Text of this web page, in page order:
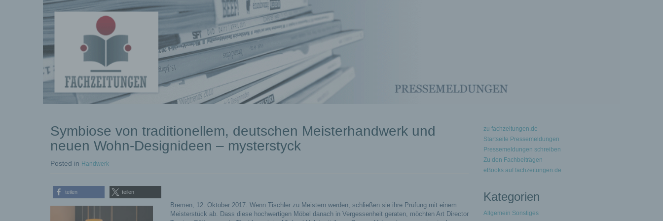
Pressemeldungen
Symbiose von traditionellem, deutschen Meisterhandwerk und
neuen Wohn-Designideen – mysterstyck
Posted in Handwerk
teilen teilen
Bremen, 12. Oktober 2017. Wenn Tischler zu Meistern werden, schließen sie ihre Prüfung mit einem
Meisterstück ab. Dass diese hochwertigen Möbel danach in Vergessenheit geraten, möchten Art Director
zu fachzeitungen.de
Startseite Pressemeldungen
Pressemeldungen schreiben
Zu den Fachbeiträgen
eBooks auf fachzeitungen.de
Kategorien
Allgemein Sonstiges